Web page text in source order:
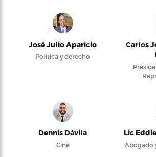
José Julio Aparicio
Política y derecho
Carlos
Dennis Dávila
Cine
Lic
Abogado